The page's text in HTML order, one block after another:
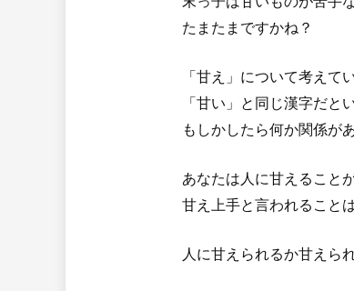
たまたまですかね？
「甘え」について考えて
「甘い」と同じ漢字だと
もしかしたら何か関係が
あなたは人に甘えること
甘え上手と言われること
人に甘えられるか甘えら